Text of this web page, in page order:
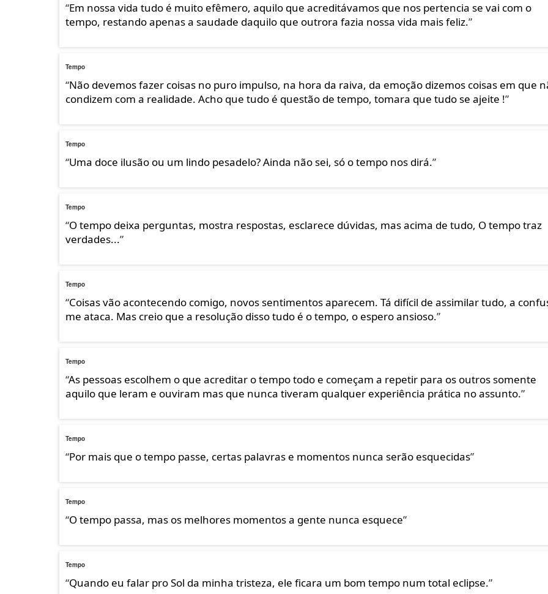
“Em nossa vida tudo é muito efêmero, aquilo que acreditávamos que nos pertencia se vai com o
tempo, restando apenas a saudade daquilo que outrora fazia nossa vida mais feliz.”
Tempo
“Não devemos fazer coisas no puro impulso, na hora da raiva, da emoção dizemos coisas em que
condizem com a realidade. Acho que tudo é questão de tempo, tomara que tudo se ajeite !”
Tempo
“Uma doce ilusão ou um lindo pesadelo? Ainda não sei, só o tempo nos dirá.”
Tempo
“O tempo deixa perguntas, mostra respostas, esclarece dúvidas, mas acima de tudo, O tempo traz
verdades...”
Tempo
“Coisas vão acontecendo comigo, novos sentimentos aparecem. Tá difícil de assimilar tudo, a
me ataca. Mas creio que a resolução disso tudo é o tempo, o espero ansioso.”
Tempo
“As pessoas escolhem o que acreditar o tempo todo e começam a repetir para os outros somente
aquilo que leram e ouviram mas que nunca tiveram qualquer experiência prática no assunto.”
Tempo
“Por mais que o tempo passe, certas palavras e momentos nunca serão esquecidas”
Tempo
“O tempo passa, mas os melhores momentos a gente nunca esquece”
Tempo
“Quando eu falar pro Sol da minha tristeza, ele ficara um bom tempo num total eclipse.”